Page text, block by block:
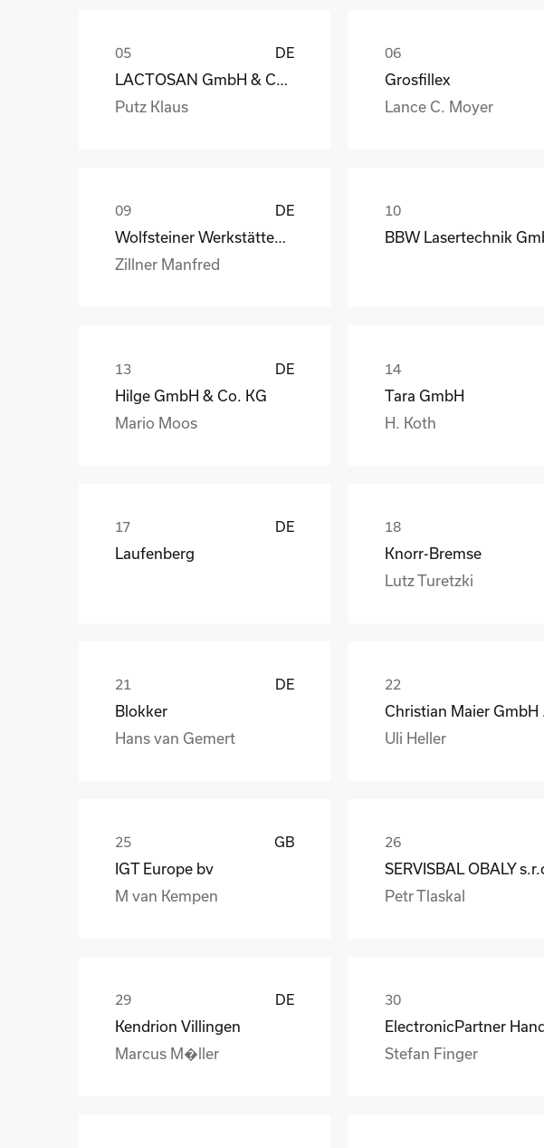
DE
LACTOSAN GmbH & Co. KG
Putz Klaus
Grosfillex
Lance C. Moyer
DE
Wolfsteiner Werkstätten, Außenstelle Industriemo
Zillner Manfred
BBW Lasertechnik
DE
Hilge GmbH & Co. KG
Mario Moos
Tara GmbH
H. Koth
DE
Laufenberg
Knorr-Bremse
Lutz Turetzki
DE
Blokker
Hans van Gemert
Uli Heller
GB
IGT Europe bv
M van Kempen
SERVISBAL OBALY
Petr Tlaskal
DE
Kendrion Villingen
Marcus M�ller
Stefan Finger